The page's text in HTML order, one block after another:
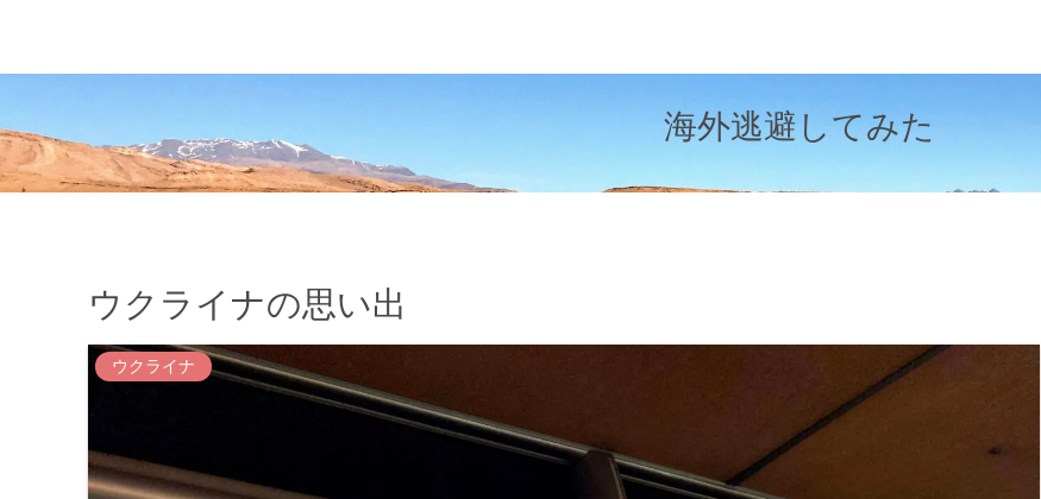
海外逃避してみた
ウクライナの思い出
ウクライナ